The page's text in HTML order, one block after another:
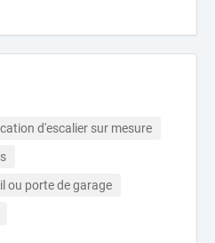
d'escalier sur mesure
ou porte de garage